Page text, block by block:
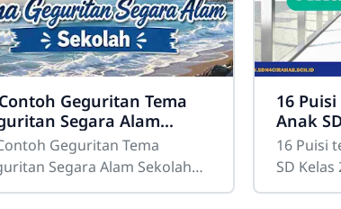
Geguritan Tema
Segara Alam
Geguritan Tema
Segara Alam Sekolah
Geguritan
16
Anak
16 Puisi
SD
Alam